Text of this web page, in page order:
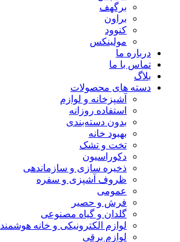
برگهف
براون
کنوود
مولینکس
درباره ما
تماس با ما
بلاگ
دسته های محصولات
آشپزخانه و لوازم
استفاده روزانه
بدون دسته‌بندی
بهبود خانه
تخت و تشک
دکوراسیون
ذخیره سازی و سازماندهی
ظروف آشپزی و سفره
عمومی
فرش و حصیر
گلدان و گیاه مصنوعی
لوازم الکترونیکی و خانه هوشمند
لوازم برقی